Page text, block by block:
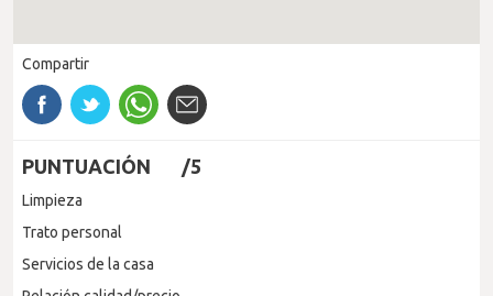
Compartir
PUNTUACIÓN /5
Limpieza
Trato personal
Servicios de la casa